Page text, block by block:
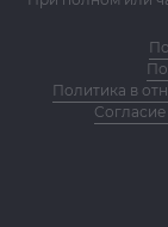
Политика в